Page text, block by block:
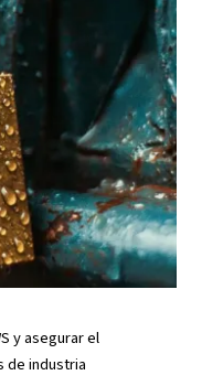
y asegurar el
de industria